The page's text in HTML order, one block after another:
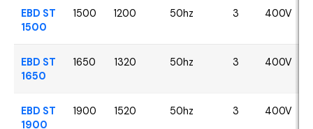
EBD ST
1500
1500 1200 50hz 3 400V
EBD ST
1650
1650 1320 50hz 3 400V
EBD ST
1900
1900 1520 50hz 3 400V